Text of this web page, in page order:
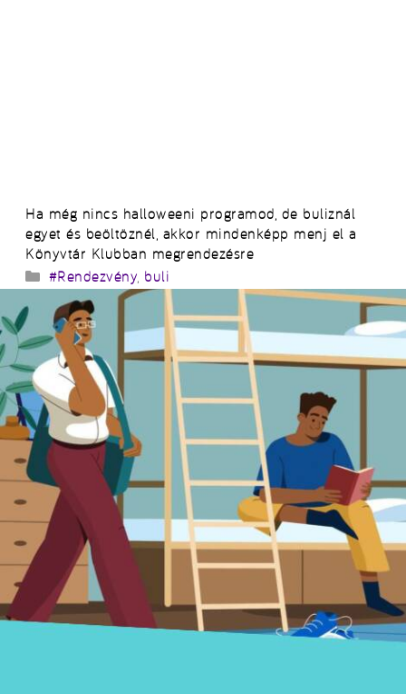
Ha még nincs halloweeni programod, de buliznál
egyet és beöltöznél, akkor mindenképp menj el a
Könyvtár Klubban megrendezésre
Kategória
#Rendezvény buli